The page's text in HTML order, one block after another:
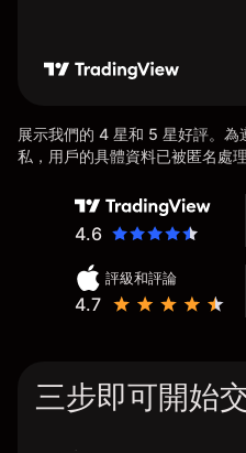
展示我們的 4 星和 5 星好評。為
私，用戶的具體資料已被匿名處理
4.6
評級和評論
4.7
三步即可開始